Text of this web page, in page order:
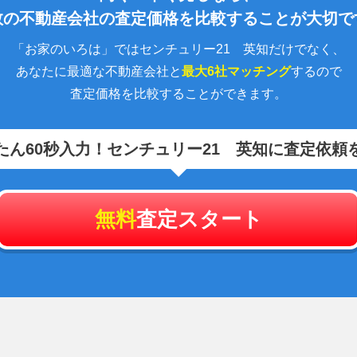
不動産会社の査定価格を比較することが大切で
「お家のいろは」ではセンチュリー21 英知だけでなく、
あなたに最適な不動産会社と最大6社マッチングするので
査定価格を比較することができます。
ん60秒入力！ センチュリー21 英知に査定依頼
無料査定スタート